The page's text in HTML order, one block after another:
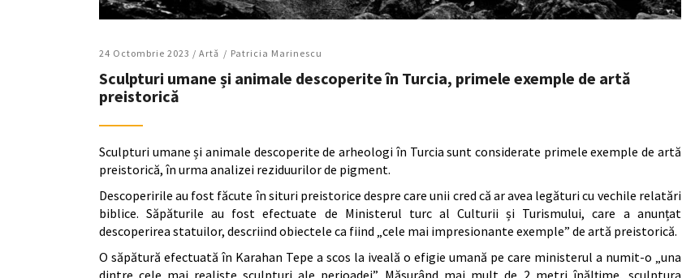
24 Octombrie 2023 / Artǎ Patricia Marinescu
Sculpturi umane și animale descoperite în Turcia, primele exemple de artă
preistorică
Sculpturi umane și animale descoperite de arheologi în Turcia sunt considerate primele exemple de artă
preistorică, în urma analizei reziduurilor de pigment.
Descoperirile au fost făcute în situri preistorice despre care unii cred că ar avea legături cu vechile relatări
biblice. Săpăturile au fost efectuate de Ministerul turc al Culturii și Turismului, care a anunțat
descoperirea statuilor, descriind obiectele ca fiind „cele mai impresionante exemple” de artă preistorică.
O săpătură efectuată în Karahan Tepe a scos la iveală o efigie umană pe care ministerul a numit-o „una